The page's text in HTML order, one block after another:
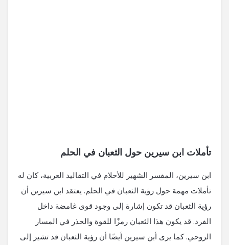
تأملات ابن سيرين حول الثعبان في الحلم
ابن سيرين، المفسر الشهير للأحلام في التقاليد العربية، كان له
تأملات مهمة حول رؤية الثعبان في الحلم. يعتقد ابن سيرين أن
رؤية الثعبان قد تكون إشارة إلى وجود قوى غامضة داخل
الفرد. قد يكون هذا الثعبان رمزًا للقوة والحذر في المسار
الروحي. كما يرى أبن سيرين أيضًا أن رؤية الثعبان قد تشير إلى